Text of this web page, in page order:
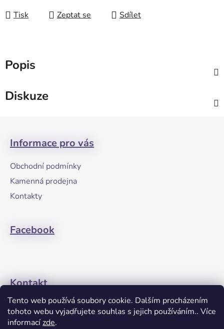
Tento web používá soubory cookie. Dalším procházením
tohoto webu vyjadřujete souhlas s jejich používáním.. Více
informacízde.
Tisk Zeptat se Sdílet
Popis
Diskuze
Informace pro vás
Obchodní podmínky
Kamenná prodejna
Kontakty
Facebook
Kontakt
+420608274762